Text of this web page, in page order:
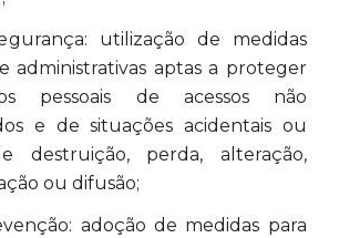
utilização de medidas
administrativas aptas a proteger
pessoais de acessos não
e de situações acidentais ou
destruição, perda, alteração,
ou difusão;
adoção de medidas para